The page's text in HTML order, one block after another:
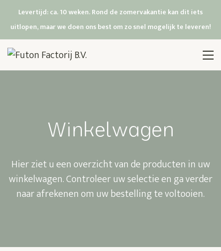
Levertijd: ca. 10 weken. Rond de zomervakantie kan dit iets
uitlopen, maar we doen ons best om zo snel mogelijk te leveren!
Winkelwagen
Hier ziet u een overzicht van de producten in uw
winkelwagen. Controleer uw selectie en ga verder
naar afrekenen om uw bestelling te voltooien.